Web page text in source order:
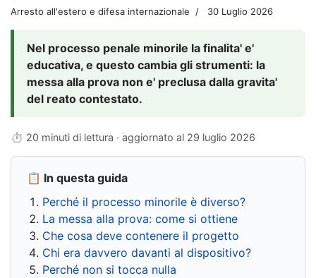
Arresto all'estero e difesa internazionale 30 Luglio 2026
Nel processo penale minorile la finalita' e'
educativa, e questo cambia gli strumenti: la
messa alla prova non e' preclusa dalla gravita'
del reato contestato.
⏱ 20 minuti di lettura · aggiornato al 29 luglio 2026
📋 In questa guida
Perché il processo minorile è diverso?
La messa alla prova: come si ottiene
Che cosa deve contenere il progetto
Chi era davvero davanti al dispositivo?
Perché non si tocca nulla